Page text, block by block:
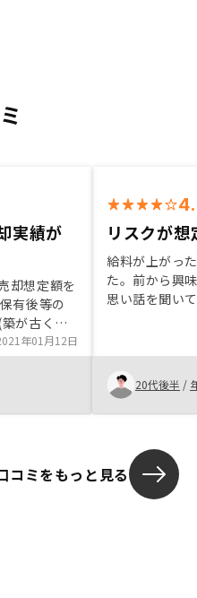
実績が
却想定額を
有後等の
が古くな
、そこが唯
築10年以
が、今後築
等への)が
の物件も買
年01月12日
リスクが
給料が上がっ
た。前から興
思い話を聞い
却も可能と言
が寝ることも
20代後半 /
コミをもっと見る